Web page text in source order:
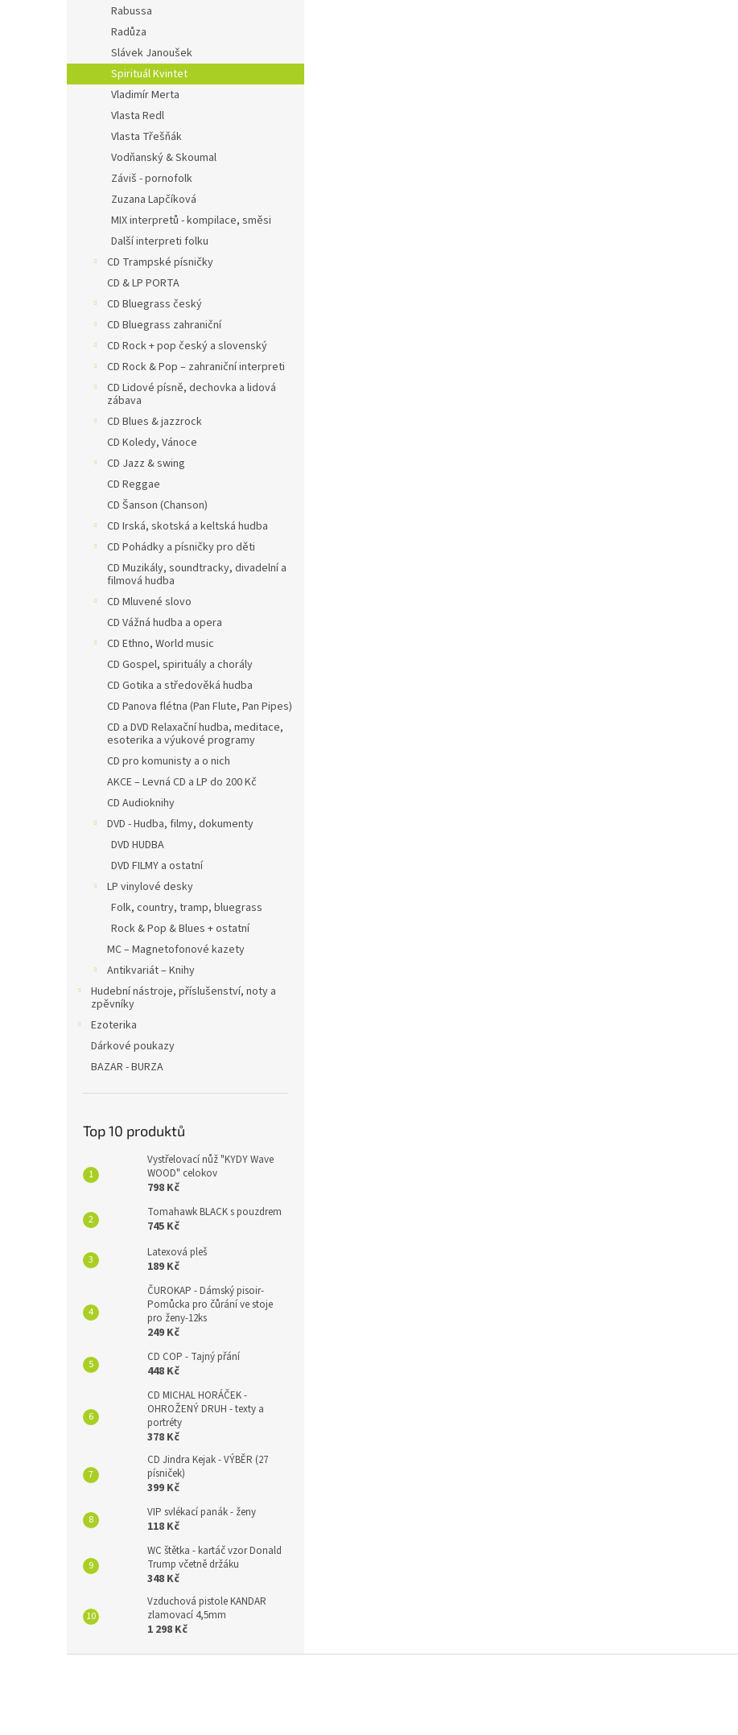
Rabussa
Radůza
Slávek Janoušek
Spirituál Kvintet
Vladimír Merta
Vlasta Redl
Vlasta Třešňák
Vodňanský & Skoumal
Záviš - pornofolk
Zuzana Lapčíková
MIX interpretů - kompilace, směsi
Další interpreti folku
CD Trampské písničky
CD & LP PORTA
CD Bluegrass český
CD Bluegrass zahraniční
CD Rock + pop český a slovenský
CD Rock & Pop – zahraniční interpreti
CD Lidové písně, dechovka a lidová
zábava
CD Blues & jazzrock
CD Koledy, Vánoce
CD Jazz & swing
CD Reggae
CD Šanson (Chanson)
CD Irská, skotská a keltská hudba
CD Pohádky a písničky pro děti
CD Muzikály, soundtracky, divadelní a
filmová hudba
CD Mluvené slovo
CD Vážná hudba a opera
CD Ethno, World music
CD Gospel, spirituály a chorály
CD Gotika a středověká hudba
CD Panova flétna (Pan Flute, Pan Pipes)
CD a DVD Relaxační hudba, meditace,
esoterika a výukové programy
CD pro komunisty a o nich
AKCE – Levná CD a LP do 200 Kč
CD Audioknihy
DVD - Hudba, filmy, dokumenty
DVD HUDBA
DVD FILMY a ostatní
LP vinylové desky
Folk, country, tramp, bluegrass
Rock & Pop & Blues + ostatní
MC – Magnetofonové kazety
Antikvariát – Knihy
Hudební nástroje, příslušenství, noty a
zpěvníky
Ezoterika
Dárkové poukazy
BAZAR - BURZA
Top 10 produktů
Vystřelovací nůž "KYDY Wave
WOOD" celokov
798 Kč
Tomahawk BLACK s pouzdrem
745 Kč
Latexová pleš
189 Kč
ČUROKAP - Dámský pisoir-
Pomůcka pro čůrání ve stoje
pro ženy-12ks
249 Kč
CD COP - Tajný přání
448 Kč
CD MICHAL HORÁČEK -
OHROŽENÝ DRUH - texty a
portréty
378 Kč
CD Jindra Kejak - VÝBĚR (27
písniček)
399 Kč
VIP svlékací panák - ženy
118 Kč
WC štětka - kartáč vzor Donald
Trump včetně držáku
348 Kč
Vzduchová pistole KANDAR
zlamovací 4,5mm
1 298 Kč